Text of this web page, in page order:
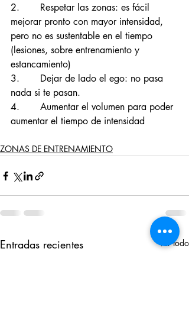
2.       Respetar las zonas: es fácil
mejorar pronto con mayor intensidad,
pero no es sustentable en el tiempo
(lesiones, sobre entrenamiento y
estancamiento)
3.       Dejar de lado el ego: no pasa
nada si te pasan.
4.       Aumentar el volumen para poder
aumentar el tiempo de intensidad
ZONAS DE ENTRENAMIENTO
Entradas recientes Ver todo